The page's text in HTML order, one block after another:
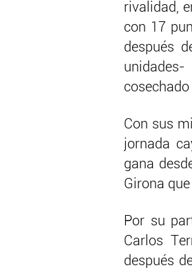
rivalidad,
con 17
después
Con sus
jornada
gana
Girona
Por su
Carlos
después